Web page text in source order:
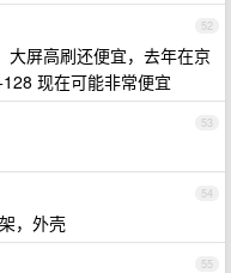
52
屏高刷还便宜，去年在京
现在可能非常便宜
53
54
，外壳
55